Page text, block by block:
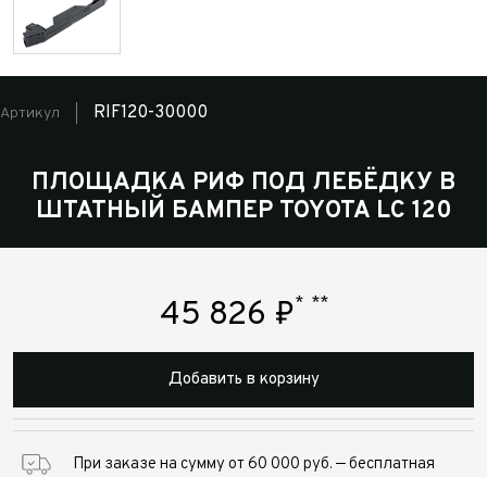
Артикул RIF120-30000
ПЛОЩАДКА РИФ ПОД ЛЕБЁДКУ В
ШТАТНЫЙ БАМПЕР TOYOTA LC 120
45 826 ₽* **
Добавить в корзину
При заказе на сумму от 60 000 руб. — бесплатная